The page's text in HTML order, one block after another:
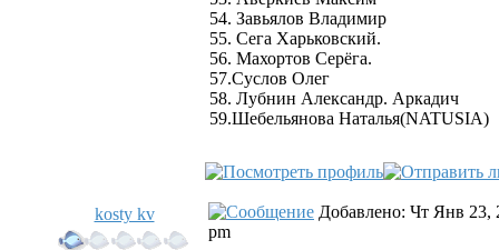
54. Завьялов Владимир
55. Сега Харьковский.
56. Махортов Серёга.
57.Суслов Олег
58. Лубнин Александр. Аркадич
59.Шебельянова Наталья(NATUSIA)
kosty kv
Добавлено: Чт Янв 23,
pm